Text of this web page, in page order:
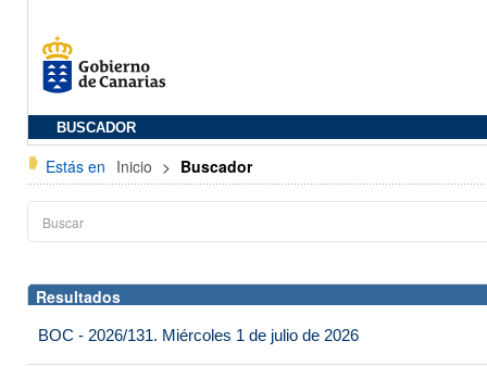
BUSCADOR
Estás en Inicio > Buscador
Resultados
BOC - 2026/131. Miércoles 1 de julio de 2026